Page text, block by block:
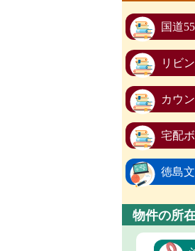
国道
リビ
カウ
宅配
徳島
物件の所